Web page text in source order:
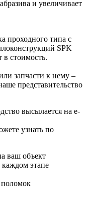
и увеличивает
проходного типа с
SPK
стоимость.
запчасти к нему –
представительство
высылается на e-
узнать по
ваш объект
каждом этапе